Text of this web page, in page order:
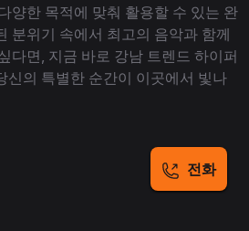
양한 목적에 맞춰 활용할 수 있는 완
분위기 속에서 최고의 음악과 함께
다면, 지금 바로 강남 트렌드 하이퍼
신의 특별한 순간이 이곳에서 빛나
전화